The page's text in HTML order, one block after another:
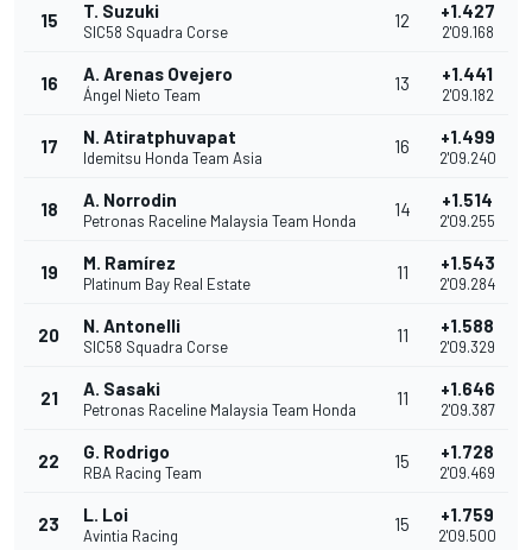
15 T. Suzuki
SIC58 Squadra Corse
12 +1.427
2'09.168
16 A. Arenas Ovejero
Ángel Nieto Team
13 +1.441
2'09.182
17 N. Atiratphuvapat
Idemitsu Honda Team Asia
16 +1.499
2'09.240
18 A. Norrodin
Petronas Raceline Malaysia Team Honda
14 +1.514
2'09.255
19 M. Ramírez
Platinum Bay Real Estate
11 +1.543
2'09.284
20 N. Antonelli
SIC58 Squadra Corse
11 +1.588
2'09.329
21 A. Sasaki
Petronas Raceline Malaysia Team Honda
11 +1.646
2'09.387
22 G. Rodrigo
RBA Racing Team
15 +1.728
2'09.469
23 L. Loi
Avintia Racing
15 +1.759
2'09.500